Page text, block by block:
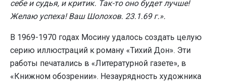
себе и судья, и критик. Так-то оно будет лучше!
Желаю успеха! Ваш Шолохов. 23.1.69 г.».
В 1969-1970 годах Мосину удалось создать целую
серию иллюстраций к роману «Тихий Дон». Эти
работы печатались в «Литературной газете», в
«Книжном обозрении». Незаурядность художника